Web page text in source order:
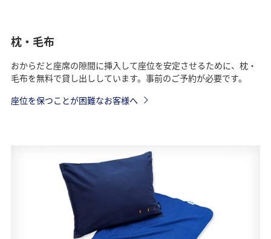
枕・毛布
おからだと座席の隙間に挿入して座位を安定させるために、枕・
毛布を無料で貸し出ししています。事前のご予約が必要です。
座位を保つことが困難なお客様へ